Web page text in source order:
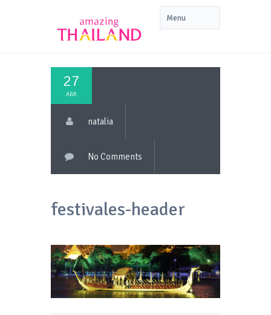
27
ABR
natalia
No Comments
festivales-header